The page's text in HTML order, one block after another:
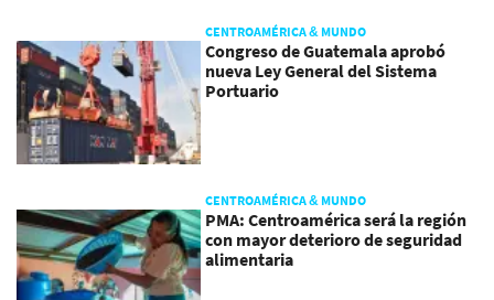
CENTROAMÉRICA & MUNDO
Congreso de Guatemala aprobó
nueva Ley General del Sistema
Portuario
CENTROAMÉRICA & MUNDO
PMA: Centroamérica será la región
con mayor deterioro de seguridad
alimentaria